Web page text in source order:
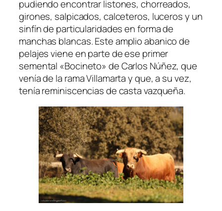
pudiendo encontrar listones, chorreados,
girones, salpicados, calceteros, luceros y un
sinfín de particularidades en forma de
manchas blancas. Este amplio abanico de
pelajes viene en parte de ese primer
semental «Bocineto» de Carlos Núñez, que
venía de la rama Villamarta y que, a su vez,
tenía reminiscencias de casta vazqueña.